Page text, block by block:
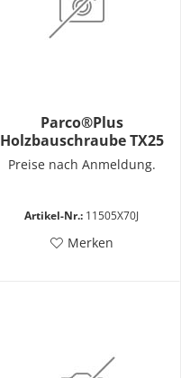
Parco®Plus
Holzbauschraube TX25
5,0x70
Preise nach Anmeldung.
Artikel-Nr.: 11505X70J
Merken